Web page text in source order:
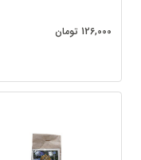
126,000 تومان